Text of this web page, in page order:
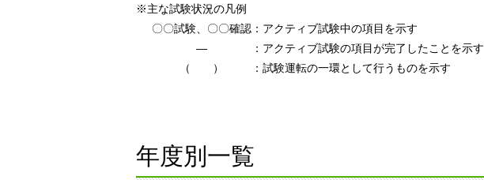
※主な試験状況の凡例
〇〇試験、〇〇確認 ：アクティブ試験中の項目を示す
―
：アクティブ試験の項目が完了したことを示す
（ ）
：試験運転の一環として行うものを示す
年度別一覧